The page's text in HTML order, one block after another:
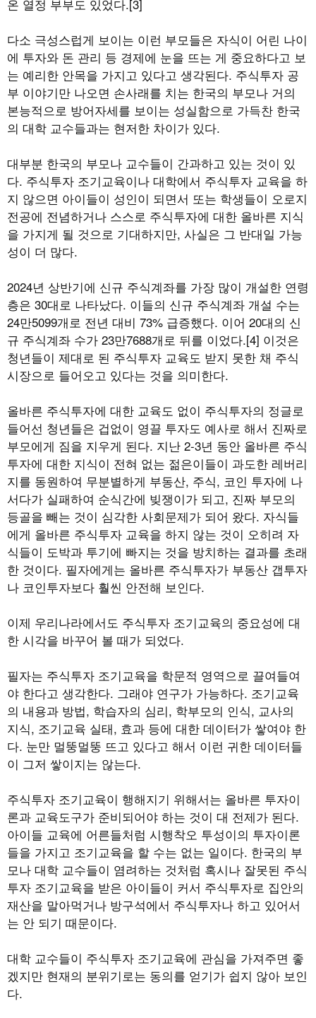
온 열정 부부도 있었다.[3]
다소 극성스럽게 보이는 이런 부모들은 자식이 어린 나이
에 투자와 돈 관리 등 경제에 눈을 뜨는 게 중요하다고 보
는 예리한 안목을 가지고 있다고 생각된다. 주식투자 공
부 이야기만 나오면 손사래를 치는 한국의 부모나 거의
본능적으로 방어자세를 보이는 성실함으로 가득찬 한국
의 대학 교수들과는 현저한 차이가 있다.
대부분 한국의 부모나 교수들이 간과하고 있는 것이 있
다. 주식투자 조기교육이나 대학에서 주식투자 교육을 하
지 않으면 아이들이 성인이 되면서 또는 학생들이 오로지
전공에 전념하거나 스스로 주식투자에 대한 올바른 지식
을 가지게 될 것으로 기대하지만, 사실은 그 반대일 가능
성이 더 많다.
2024년 상반기에 신규 주식계좌를 가장 많이 개설한 연령
층은 30대로 나타났다. 이들의 신규 주식계좌 개설 수는
24만5099개로 전년 대비 73% 급증했다. 이어 20대의 신
규 주식계좌 수가 23만7688개로 뒤를 이었다.[4] 이것은
청년들이 제대로 된 주식투자 교육도 받지 못한 채 주식
시장으로 들어오고 있다는 것을 의미한다.
올바른 주식투자에 대한 교육도 없이 주식투자의 정글로
들어선 청년들은 겁없이 영끌 투자도 예사로 해서 진짜로
부모에게 짐을 지우게 된다. 지난 2-3년 동안 올바른 주식
투자에 대한 지식이 전혀 없는 젊은이들이 과도한 레버리
지를 동원하여 무분별하게 부동산, 주식, 코인 투자에 나
서다가 실패하여 순식간에 빚쟁이가 되고, 진짜 부모의
등골을 빼는 것이 심각한 사회문제가 되어 왔다. 자식들
에게 올바른 주식투자 교육을 하지 않는 것이 오히려 자
식들이 도박과 투기에 빠지는 것을 방치하는 결과를 초래
한 것이다. 필자에게는 올바른 주식투자가 부동산 갭투자
나 코인투자보다 훨씬 안전해 보인다.
이제 우리나라에서도 주식투자 조기교육의 중요성에 대
한 시각을 바꾸어 볼 때가 되었다.
필자는 주식투자 조기교육을 학문적 영역으로 끌여들여
야 한다고 생각한다. 그래야 연구가 가능하다. 조기교육
의 내용과 방법, 학습자의 심리, 학부모의 인식, 교사의
지식, 조기교육 실태, 효과 등에 대한 데이터가 쌓여야 한
다. 눈만 멀뚱멀뚱 뜨고 있다고 해서 이런 귀한 데이터들
이 그저 쌓이지는 않는다.
주식투자 조기교육이 행해지기 위해서는 올바른 투자이
론과 교육도구가 준비되어야 하는 것이 대 전제가 된다.
아이들 교육에 어른들처럼 시행착오 투성이의 투자이론
들을 가지고 조기교육을 할 수는 없는 일이다. 한국의 부
모나 대학 교수들이 염려하는 것처럼 혹시나 잘못된 주식
투자 조기교육을 받은 아이들이 커서 주식투자로 집안의
재산을 말아먹거나 방구석에서 주식투자나 하고 있어서
는 안 되기 때문이다.
대학 교수들이 주식투자 조기교육에 관심을 가져주면 좋
겠지만 현재의 분위기로는 동의를 얻기가 쉽지 않아 보인
다.